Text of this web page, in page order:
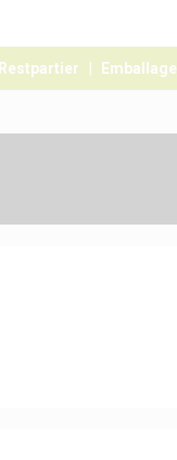
Restpartier Emballage